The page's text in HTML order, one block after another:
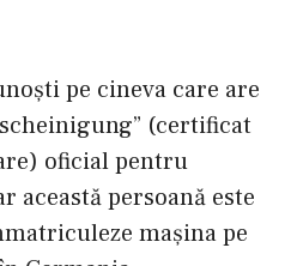
pe cineva care are
(certificat
oficial pentru
această persoană este
mașina pe